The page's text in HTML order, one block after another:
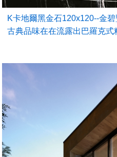
K卡地爾黑金石120x120--金
古典品味在在流露出巴羅克式